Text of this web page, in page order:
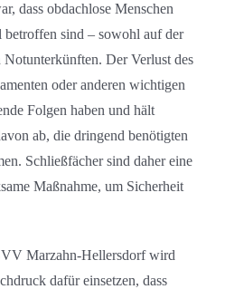
dass obdachlose Menschen
sind – sowohl auf der
Notunterkünften. Der Verlust des
oder anderen wichtigen
Folgen haben und hält
ab, die dringend benötigten
Schließfächer sind daher eine
Maßnahme, um Sicherheit
Marzahn-Hellersdorf wird
dafür einsetzen, dass